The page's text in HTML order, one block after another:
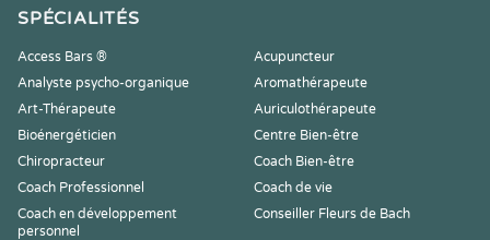
SPÉCIALITÉS
Access Bars ®
Acupuncteur
Analyste psycho-organique
Aromathérapeute
Art-Thérapeute
Auriculothérapeute
Bioénergéticien
Centre Bien-être
Chiropracteur
Coach Bien-être
Coach Professionnel
Coach de vie
Coach en développement
personnel
Conseiller Fleurs de Bach